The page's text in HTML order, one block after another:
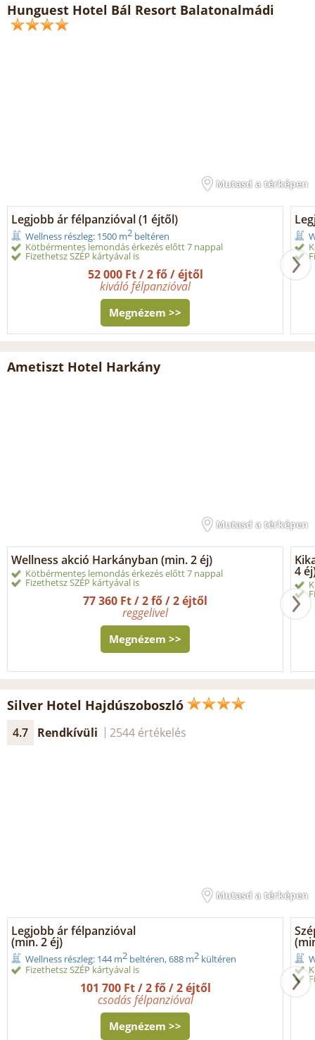
Hunguest Hotel Bál Resort Balatonalmádi
Mutasd a térképen
Legjobb ár félpanzióval (1 éjtől)
Wellness részleg: 1500 m2 beltéren
Kötbérmentes lemondás érkezés előtt 7 nappal
Fizethetsz SZÉP kártyával is
52 000 Ft / 2 fő / éjtől
kiváló félpanzióval
Megnézem >>
Ametiszt Hotel Harkány
Mutasd a térképen
Wellness akció Harkányban (min. 2 éj)
Kötbérmentes lemondás érkezés előtt 7 nappal
Fizethetsz SZÉP kártyával is
77 360 Ft / 2 fő / 2 éjtől
reggelivel
Megnézem >>
4
Silver Hotel Hajdúszoboszló
4.7 Rendkívüli 2544 értékelés
Mutasd a térképen
Legjobb ár félpanzióval
(min. 2 éj)
Wellness részleg: 144 m2 beltéren, 688 m2 kültéren
Fizethetsz SZÉP kártyával is
101 700 Ft / 2 fő / 2 éjtől
csodás félpanzióval
Megnézem >>